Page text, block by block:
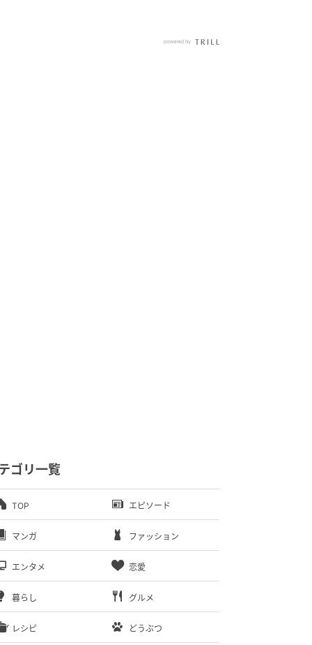
ゴリ一覧
TOP エピソード
マンガ ファッション
エンタメ 恋愛
暮らし グルメ
レシピ どうぶつ